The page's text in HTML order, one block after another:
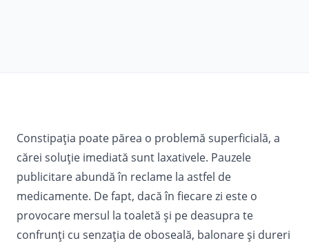
Constipația poate părea o problemă superficială, a
cărei soluție imediată sunt laxativele. Pauzele
publicitare abundă în reclame la astfel de
medicamente. De fapt, dacă în fiecare zi este o
provocare mersul la toaletă și pe deasupra te
confrunți cu senzația de oboseală, balonare și dureri